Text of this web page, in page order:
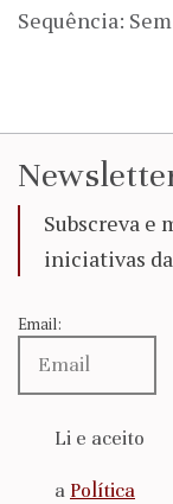
Sequência:
Subscreva e
iniciativas
Email:
Li e aceito
a Política